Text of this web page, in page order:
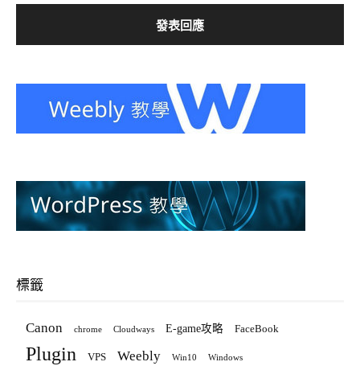
標籤
Canon chrome Cloudways E-game攻略 FaceBook
Plugin VPS Weebly Win10 Windows